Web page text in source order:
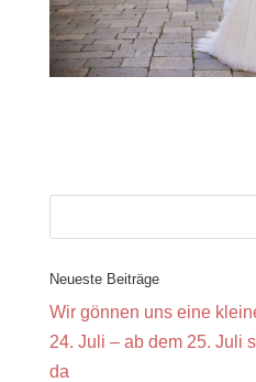
Neueste Beiträge
Wir gönnen uns eine
24. Juli – ab dem 25. Juli
da